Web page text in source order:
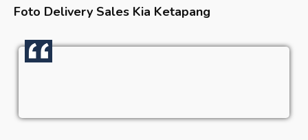
Foto Delivery Sales Kia Ketapang